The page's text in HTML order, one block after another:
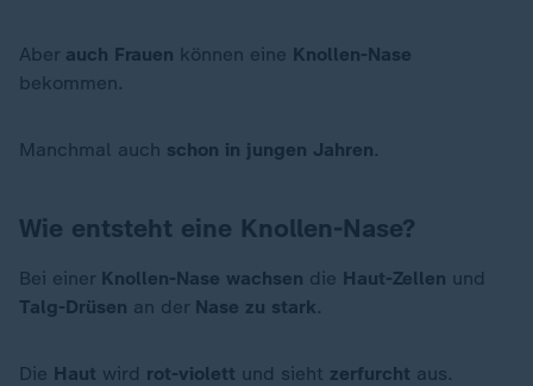
Aber auch Frauen können eine Knollen-Nase
bekommen.
Manchmal auch schon in jungen Jahren.
Wie entsteht eine Knollen-Nase?
Bei einer Knollen-Nase wachsen die Haut-Zellen und
Talg-Drüsen an der Nase zu stark.
Die Haut wird rot-violett und sieht zerfurcht aus.